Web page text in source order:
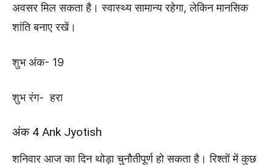
अवसर मिल सकता है। स्वास्थ्य सामान्य रहेगा, लेकिन मानसिक
शांति बनाए रखें।
शुभ अंक- 19
शुभ रंग- हरा
अंक 4 Ank Jyotish
शनिवार आज का दिन थोड़ा चुनौतीपूर्ण हो सकता है। रिश्तों में कुछ